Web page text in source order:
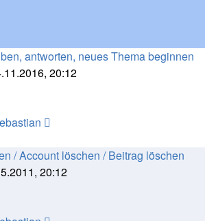
antworten, neues Thema beginnen
20:12
/ Account löschen / Beitrag löschen
20:12